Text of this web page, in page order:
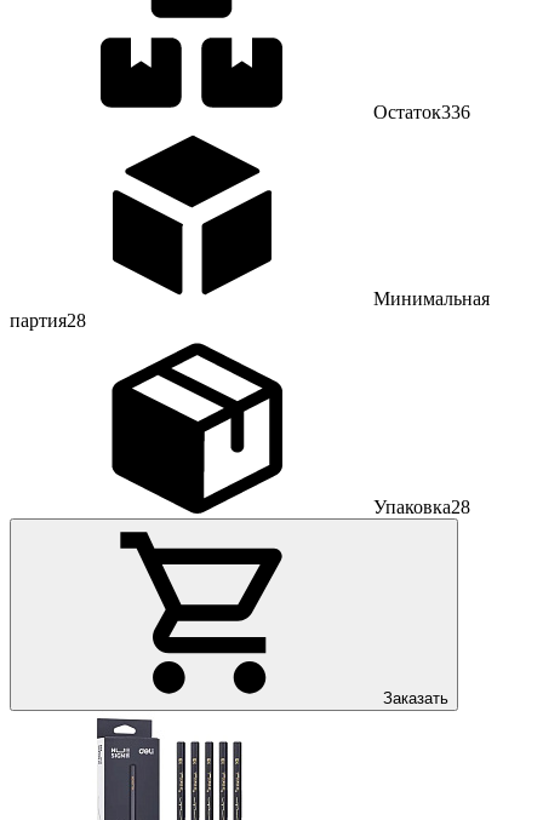
Остаток336
Минимальная
партия28
Упаковка28
Заказать